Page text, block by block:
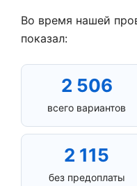
Во время нашей
показал:
2 506
всего вариантов
2 115
без предоплаты